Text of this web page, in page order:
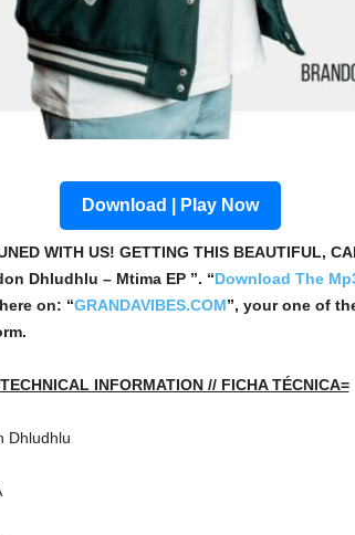
Download | Play Now
WITH US! GETTING THIS BEAUTIFUL,
Dhludhlu – Mtima EP ”. “Download The
on: “GRANDAVIBES.COM”, your one of
INFORMATION // FICHA TÉCNICA=
Dhludhlu